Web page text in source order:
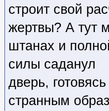
строит свой
жертвы? А тут
штанах и
силы саданул
дверь,
странным